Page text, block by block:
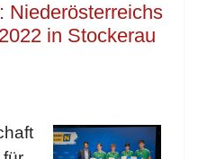
Niederösterreichs
in Stockerau